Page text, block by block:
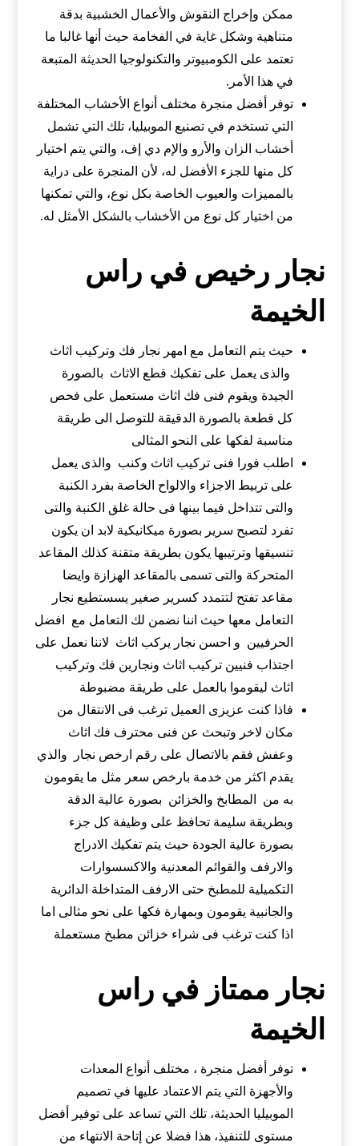
ممكن وإخراج النقوش والأعمال الخشبية بدقة
متناهية وشكل غاية في الفخامة حيث أنها غالبا ما
تعتمد على الكومبيوتر والتكنولوجيا الحديثة المتبعة
في هذا الأمر.
توفر أفضل منجرة مختلف أنواع الأخشاب المختلفة
التي تستخدم في تصنيع الموبيليا، تلك التي تشمل
أخشاب الزان والأرو والإم دي إف، والتي يتم اختيار
كل منها للجزء الأفضل له، لأن المنجرة على دراية
بالمميزات والعيوب الخاصة بكل نوع، والتي تمكنها
من اختيار كل نوع من الأخشاب بالشكل الأمثل له.
نجار رخيص في راس
الخيمة
حيث يتم التعامل مع امهر نجار فك وتركيب اثاث
والذى يعمل على تفكيك قطع الاثاث بالصورة
الجيدة ويقوم فنى فك اثاث مستعمل على فحص
كل قطعة بالصورة الدقيقة للتوصل الى طريقة
مناسبة لفكها على النحو المثالى
اطلب فورا فنى تركيب اثاث وكنب والذى يعمل
على تربيط الاجزاء والالواح الخاصة بفرد الكنبة
والتى تتداخل فيما بينها فى حالة غلق الكنبة والتى
تفرد لتصبح سرير بصورة ميكانيكية لابد ان يكون
تنسيقها وترتيبها يكون بطريقة متقنة كذلك المقاعد
المتحركة والتى تسمى بالمقاعد الهزازة وايضا
مقاعد تفتح لتتمدد كسرير صغير يسستطيع نجار
التعامل معها حيث اننا نضمن لك التعامل مع افضل
الحرفيين و احسن نجار يركب اثاث لاننا نعمل على
اجتذاب فنيين تركيب اثاث ونجارين فك وتركيب
اثاث ليقوموا بالعمل على طريقة مضبوطة
فاذا كنت عزيزى العميل ترغب فى الانتقال من
مكان لاخر وتبحث عن فنى محترف فك اثاث
وعفش فقم بالاتصال على رقم ارخص نجار والذي
يقدم اكثر من خدمة بارخص سعر مثل ما يقومون
به من المطابخ والخزائن بصورة عالية الدقة
وبطريقة سليمة تحافظ على وظيفة كل جزء
بصورة عالية الجودة حيث يتم تفكيك الادراج
والارفف والقوائم المعدنية والاكسسوارات
التكميلية للمطبخ حتى الارفف المتداخلة الدائرية
والجانبية يقومون وبمهارة فكها على نحو مثالى اما
اذا كنت ترغب فى شراء خزائن مطبخ مستعملة
نجار ممتاز في راس
الخيمة
توفر أفضل منجرة ، مختلف أنواع المعدات
والأجهزة التي يتم الاعتماد عليها في تصميم
الموبيليا الحديثة، تلك التي تساعد على توفير أفضل
مستوى للتنفيذ، هذا فضلا عن إتاحة الانتهاء من